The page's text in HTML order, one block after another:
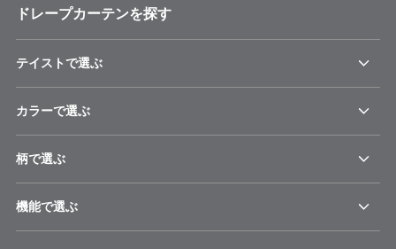
ドレープカーテンを探す
テイストで選ぶ
カラーで選ぶ
柄で選ぶ
機能で選ぶ